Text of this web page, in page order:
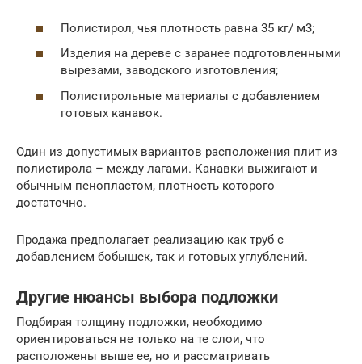
Полистирол, чья плотность равна 35 кг/ м3;
Изделия на дереве с заранее подготовленными
вырезами, заводского изготовления;
Полистирольные материалы с добавлением
готовых канавок.
Один из допустимых вариантов расположения плит из
полистирола – между лагами. Канавки выжигают и
обычным пенопластом, плотность которого
достаточно.
Продажа предполагает реализацию как труб с
добавлением бобышек, так и готовых углублений.
Другие нюансы выбора подложки
Подбирая толщину подложки, необходимо
ориентироваться не только на те слои, что
расположены выше ее, но и рассматривать